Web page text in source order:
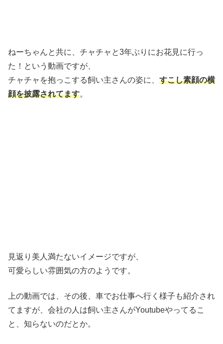
ねーちゃんと共に、チャチャと3年ぶりにお花見に行っ
た！という動画ですが、
チャチャを抱っこする飼い主さんの姿に、 すこし素顔の横
顔を披露されてます。
見返り美人満たないイメージですが、
可愛らしい雰囲気の方のようです。
上の動画では、その後、車でお仕事へ行く様子も紹介され
てますが、会社の人は飼い主さんがYoutubeやってるこ
と、知らないのだとか。